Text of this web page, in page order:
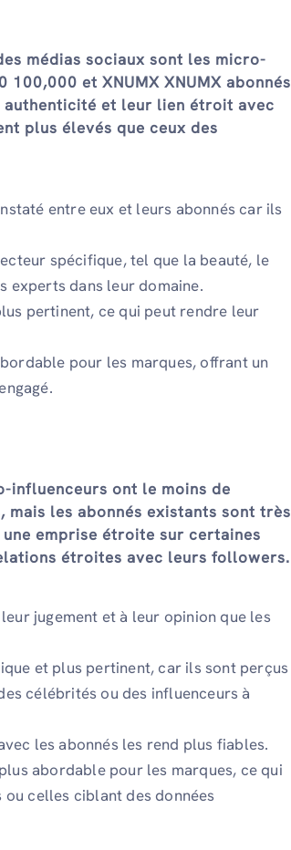
médias sociaux sont les micro-
et XNUMX XNUMX abonnés
authenticité et leur lien étroit avec
plus élevés que ceux des
entre eux et leurs abonnés car ils
spécifique, tel que la beauté, le
experts dans leur domaine.
pertinent, ce qui peut rendre leur
pour les marques, offrant un
influenceurs ont le moins de
mais les abonnés existants sont très
emprise étroite sur certaines
étroites avec leurs followers.
jugement et à leur opinion que les
et plus pertinent, car ils sont perçus
célébrités ou des influenceurs à
les abonnés les rend plus fiables.
abordable pour les marques, ce qui
celles ciblant des données